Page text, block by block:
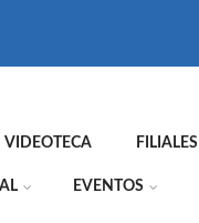
VIDEOTECA FILIALES
EVENTOS